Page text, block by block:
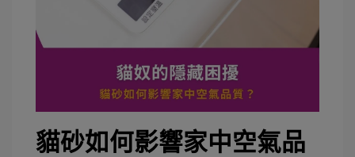
貓砂如何影響家中空氣品